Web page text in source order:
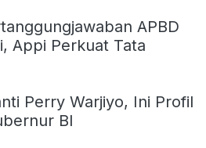
APBD
Appi Perkuat Tata
Perry Warjiyo, Ini Profil
BI